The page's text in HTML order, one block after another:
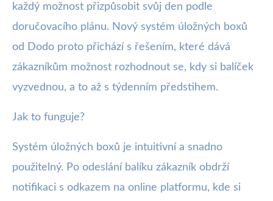
každý možnost přizpůsobit svůj den podle
doručovacího plánu. Nový systém úložných boxů
od Dodo proto přichází s řešením, které dává
zákazníkům možnost rozhodnout se, kdy si balíček
vyzvednou, a to až s týdenním předstihem.
Jak to funguje?
Systém úložných boxů je intuitivní a snadno
použitelný. Po odeslání balíku zákazník obdrží
notifikaci s odkazem na online platformu, kde si